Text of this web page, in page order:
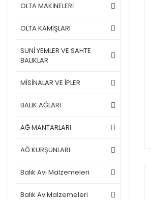
OLTA MAKİNELERİ
OLTA KAMIŞLARI
SUNİ YEMLER VE SAHTE
BALIKLAR
MİSİNALAR VE İPLER
BALIK AĞLARI
AĞ MANTARLARI
AĞ KURŞUNLARI
Balık Avı Malzemeleri
Balık Av Malzemeleri